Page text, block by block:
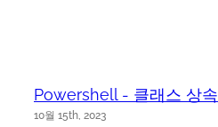
Powershell - 클래스 상속
10월 15th, 2023